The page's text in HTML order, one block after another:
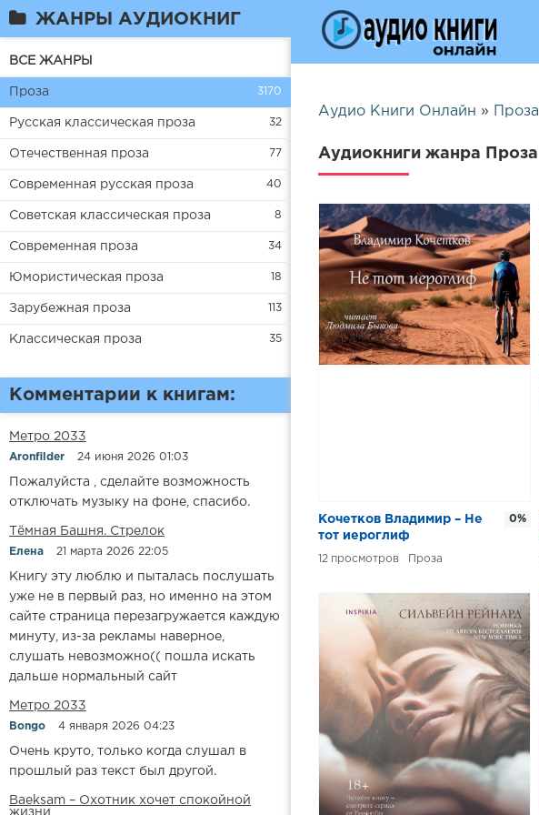
ЖАНРЫ АУДИОКНИГ
ВСЕ ЖАНРЫ
Проза 3170
Русская классическая проза 32
Отечественная проза 77
Современная русская проза 40
Советская классическая проза 8
Современная проза 34
Юмористическая проза 18
Зарубежная проза 113
Классическая проза 35
Комментарии к книгам:
Метро 2033
Aronfilder 24 июня 2026 01:03
Пожалуйста , сделайте возможность
отключать музыку на фоне, спасибо.
​​Тёмная Башня. Стрелок
Елена 21 марта 2026 22:05
Книгу эту люблю и пыталась послушать
уже не в первый раз, но именно на этом
сайте страница перезагружается каждую
минуту, из-за рекламы наверное,
слушать невозможно(( пошла искать
дальше нормальный сайт
Метро 2033
Bongo 4 января 2026 04:23
Очень круто, только когда слушал в
прошлый раз текст был другой.
Baeksam – Охотник хочет спокойной
жизни
Аудио Книги Онлайн » Проза
Аудиокниги жанра Проза
Кочетков Владимир – Не
тот иероглиф
12 Проза
0%